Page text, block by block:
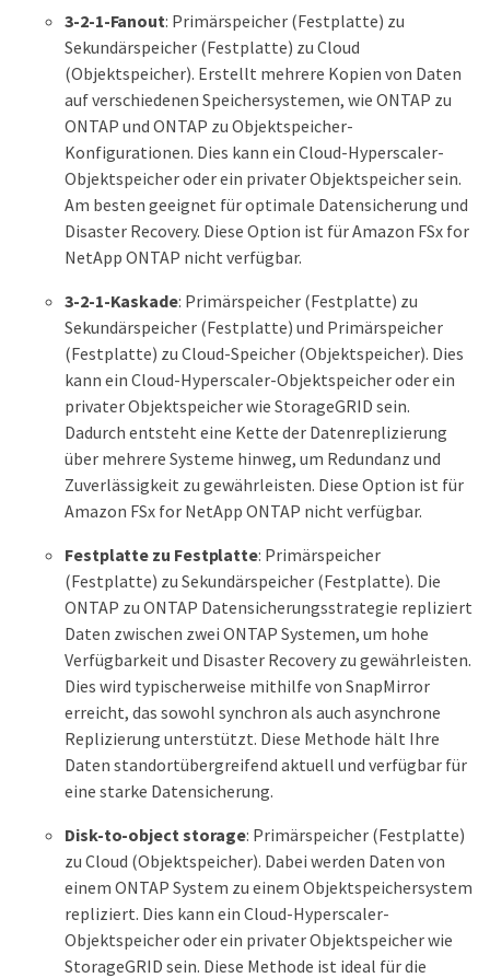
3-2-1-Fanout: Primärspeicher (Festplatte) zu
Sekundärspeicher (Festplatte) zu Cloud
(Objektspeicher). Erstellt mehrere Kopien von Daten
auf verschiedenen Speichersystemen, wie ONTAP zu
ONTAP und ONTAP zu Objektspeicher-
Konfigurationen. Dies kann ein Cloud-Hyperscaler-
Objektspeicher oder ein privater Objektspeicher sein.
Am besten geeignet für optimale Datensicherung und
Disaster Recovery. Diese Option ist für Amazon FSx for
NetApp ONTAP nicht verfügbar.
3-2-1-Kaskade: Primärspeicher (Festplatte) zu
Sekundärspeicher (Festplatte) und Primärspeicher
(Festplatte) zu Cloud-Speicher (Objektspeicher). Dies
kann ein Cloud-Hyperscaler-Objektspeicher oder ein
privater Objektspeicher wie StorageGRID sein.
Dadurch entsteht eine Kette der Datenreplizierung
über mehrere Systeme hinweg, um Redundanz und
Zuverlässigkeit zu gewährleisten. Diese Option ist für
Amazon FSx for NetApp ONTAP nicht verfügbar.
Festplatte zu Festplatte: Primärspeicher
(Festplatte) zu Sekundärspeicher (Festplatte). Die
ONTAP zu ONTAP Datensicherungsstrategie repliziert
Daten zwischen zwei ONTAP Systemen, um hohe
Verfügbarkeit und Disaster Recovery zu gewährleisten.
Dies wird typischerweise mithilfe von SnapMirror
erreicht, das sowohl synchron als auch asynchrone
Replizierung unterstützt. Diese Methode hält Ihre
Daten standortübergreifend aktuell und verfügbar für
eine starke Datensicherung.
Disk-to-object storage: Primärspeicher (Festplatte)
zu Cloud (Objektspeicher). Dabei werden Daten von
einem ONTAP System zu einem Objektspeichersystem
repliziert. Dies kann ein Cloud-Hyperscaler-
Objektspeicher oder ein privater Objektspeicher wie
StorageGRID sein. Diese Methode ist ideal für die